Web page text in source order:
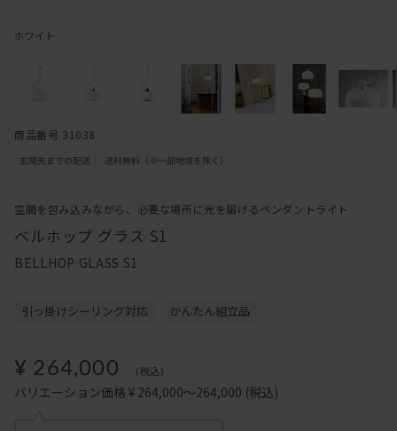
空間を包み込みながら、必要な場所に光を届けるペンダントライト
ベルホップ グラス S1
BELLHOP GLASS S1
ホワイト
引っ掛けシーリング対応 かんたん組立品
¥ 264,000 (税込)
バリエーション価格 ¥ 264,000～264,000 (税込)
商品番号 31038